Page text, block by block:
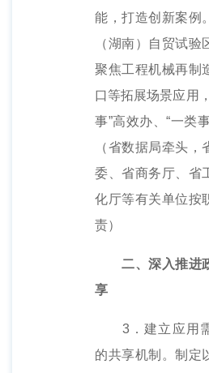
能，打造创新案例
（湖南）自贸试验
聚焦工程机械再制
口等拓展场景应用
事”高效办、“一类
（省数据局牵头，
委、省商务厅、省
化厅等有关单位按
责）
二、深入推进
享
3．建立应用需
的共享机制。制定